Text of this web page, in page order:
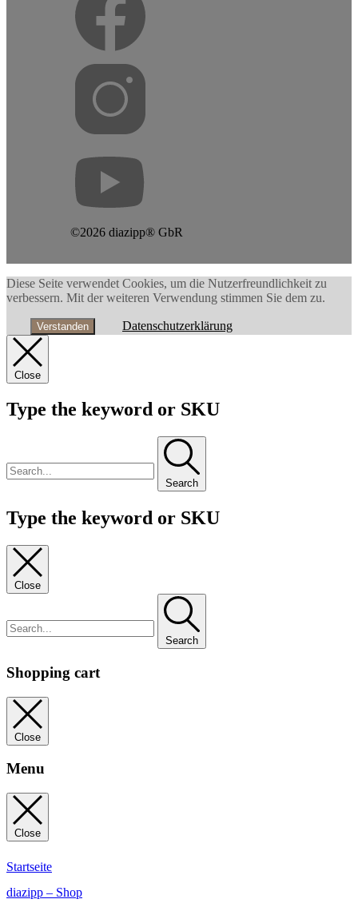
©2026 diazipp® GbR
Diese Seite verwendet Cookies, um die Nutzerfreundlichkeit zu
verbessern. Mit der weiteren Verwendung stimmen Sie dem zu.
Verstanden Datenschutzerklärung
Close
Type the keyword or SKU
Search
Type the keyword or SKU
Close
Search
Shopping cart
Close
Menu
Close
Startseite
diazipp – Shop